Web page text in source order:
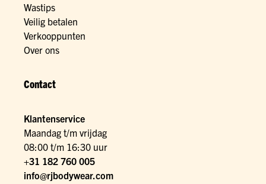
Wastips
Veilig betalen
Verkooppunten
Over ons
Contact
Klantenservice
Maandag t/m vrijdag
08:00 t/m 16:30 uur
+31 182 760 005
info@rjbodywear.com